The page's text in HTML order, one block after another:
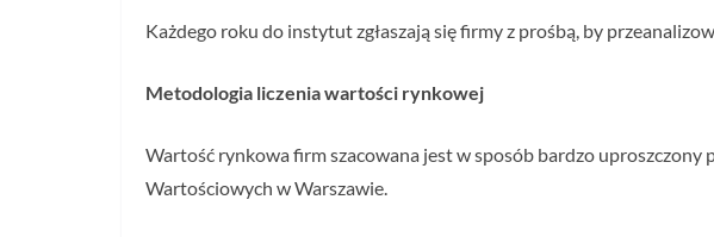
Każdego roku do instytut zgłaszają się firmy z prośbą, by
Metodologia liczenia wartości rynkowej
Wartość rynkowa firm szacowana jest w sposób bardzo
Wartościowych w Warszawie.